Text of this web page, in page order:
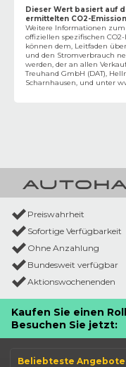
Dieser Wert basiert auf
ermittelten CO2-
Weitere Informationen
offiziellen spezifischen
können dem‚ Leitfaden
und den Stromverbrauch
werden, der an allen
Treuhand GmbH (DAT),
Scharnhausen, und unter
Preiswahrheit
Sofortige Verfügbarkeit
Ohne Anzahlung
Bundesweit verfügbar
Aktionswochenenden
Kaufen Sie einen
Besuchen Sie jetzt:
Beliebteste Angebote